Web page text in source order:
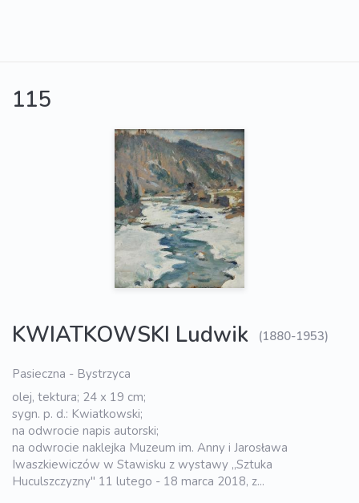
115
KWIATKOWSKI Ludwik (1880-1953)
Pasieczna - Bystrzyca
olej, tektura; 24 x 19 cm;
sygn. p. d.: Kwiatkowski;
na odwrocie napis autorski;
na odwrocie naklejka Muzeum im. Anny i Jarosława
Iwaszkiewiczów w Stawisku z wystawy „Sztuka
Huculszczyzny" 11 lutego - 18 marca 2018, z...